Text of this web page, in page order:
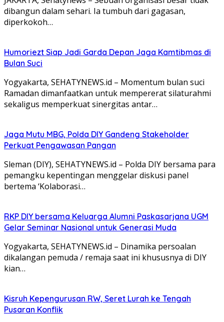
dibangun dalam sehari. Ia tumbuh dari gagasan,
diperkokoh…
Humoriezt Siap Jadi Garda Depan Jaga Kamtibmas di
Bulan Suci
Yogyakarta, SEHATYNEWS.id – Momentum bulan suci
Ramadan dimanfaatkan untuk mempererat silaturahmi
sekaligus memperkuat sinergitas antar…
Jaga Mutu MBG, Polda DIY Gandeng Stakeholder
Perkuat Pengawasan Pangan
Sleman (DIY), SEHATYNEWS.id – Polda DIY bersama para
pemangku kepentingan menggelar diskusi panel
bertema ‘Kolaborasi…
RKP DIY bersama Keluarga Alumni Paskasarjana UGM
Gelar Seminar Nasional untuk Generasi Muda
Yogyakarta, SEHATYNEWS.id – Dinamika persoalan
dikalangan pemuda / remaja saat ini khususnya di DIY
kian…
Kisruh Kepengurusan RW, Seret Lurah ke Tengah
Pusaran Konflik